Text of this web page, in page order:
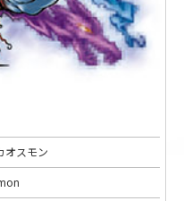
オスモン